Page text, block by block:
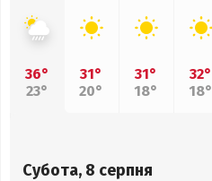
36°
23°
31°
20°
31°
18°
32°
18°
Субота, 8 серпня